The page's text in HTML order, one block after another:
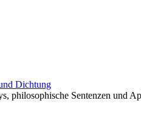
Dichtung
philosophische Sentenzen und